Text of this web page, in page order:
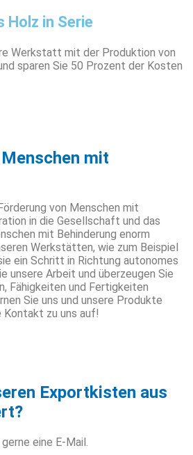
Holz in Serie
Werkstatt mit der Produktion von
sparen Sie 50 Prozent der Kosten
mit
von Menschen mit
in die Gesellschaft und das
mit Behinderung enorm
Werkstätten, wie zum Beispiel
ein Schritt in Richtung autonomes
unsere Arbeit und überzeugen Sie
Fähigkeiten und Fertigkeiten
Sie uns und unsere Produkte
Kontakt zu uns auf!
Exportkisten aus
eine E-Mail.